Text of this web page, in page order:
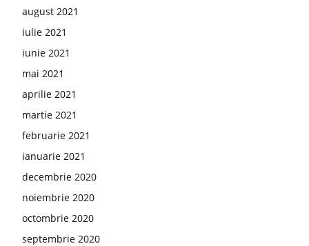
august 2021
iulie 2021
iunie 2021
mai 2021
aprilie 2021
martie 2021
februarie 2021
ianuarie 2021
decembrie 2020
noiembrie 2020
octombrie 2020
septembrie 2020